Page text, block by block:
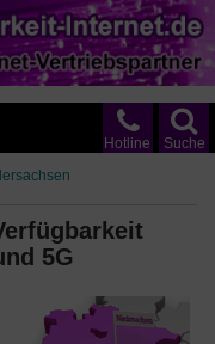
Suche
Hotline
5G